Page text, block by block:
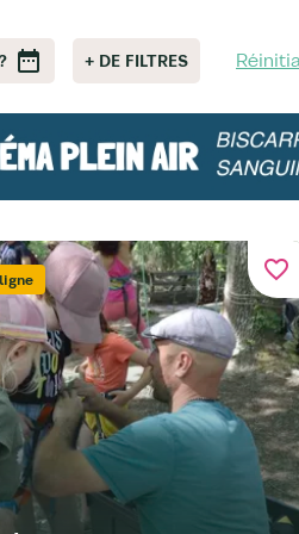
+ DE FILTRES
favorite_border